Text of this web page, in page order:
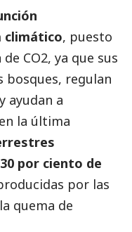
climático, puesto
CO2, ya que sus
bosques, regulan
ayudan a
la última
por ciento de
por las
quema de